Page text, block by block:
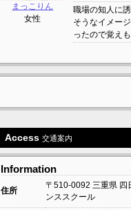
まっこりん
女性
職場の知人に
そうなイメー
ったので覚え
Access 交通案内
Information
住所
〒510-0092 三重県 四
ンススクール